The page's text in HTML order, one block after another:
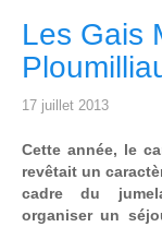
Les Gais
17 juillet 2013
Cette année, le
revêtait un
cadre du
organiser un